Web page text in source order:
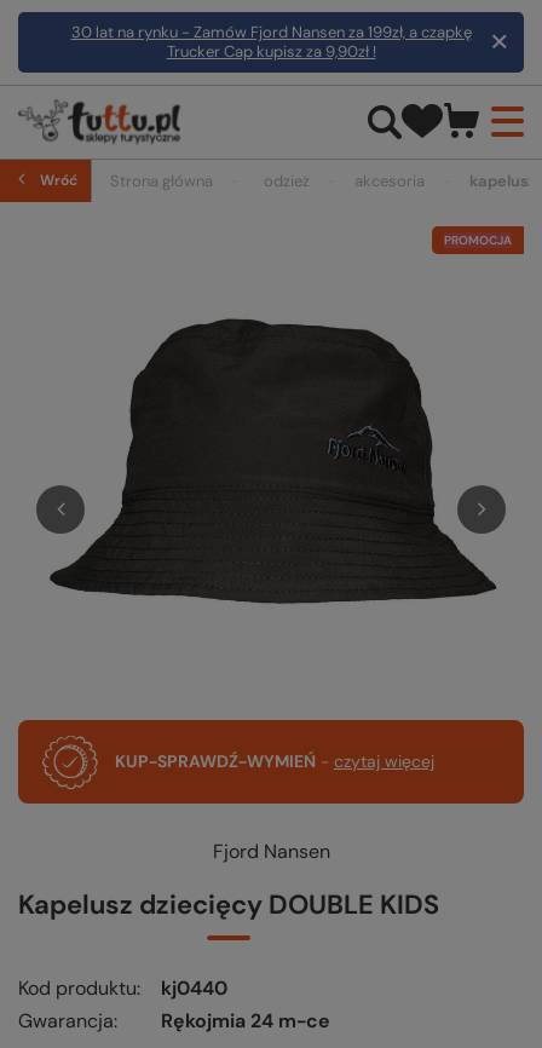
30 lat na rynku - Zamów Fjord Nansen za 199zł, a czapkę
Trucker Cap kupisz za 9,90zł !
Wróć Strona główna odzież akcesoria
PROMOCJA
KUP-SPRAWDŹ-WYMIEŃ - czytaj więcej
Fjord Nansen
Kapelusz dziecięcy DOUBLE KIDS
Kod produktu
kj0440
Gwarancja
Rękojmia 24 m-ce